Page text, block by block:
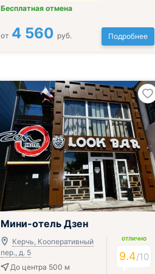
Бесплатная отмена
от 4 560 руб. Подробнее
Мини-отель Дзен
Керчь, Кооперативный
пер., д. 5
До центра 500 м
ОТЛИЧНО
9.4/10